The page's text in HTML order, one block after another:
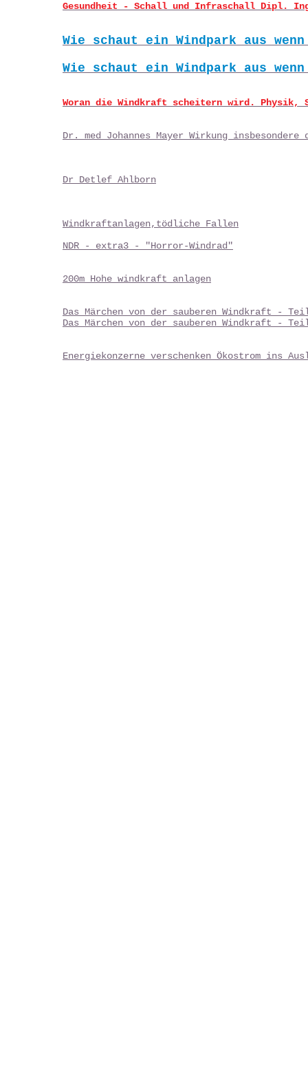
Gesundheit - Schall und Infraschall Dipl.
Wie schaut ein Windpark aus
Wie schaut ein Windpark aus
Woran die Windkraft scheitern wird.
Dr. med Johannes Mayer Wirkung
Dr Detlef Ahlborn
Windkraftanlagen,tödliche Fallen
NDR - extra3 - "Horror-Windrad"
200m Hohe windkraft anlagen
Das Märchen von der sauberen Windkraft -
Das Märchen von der sauberen Windkraft -
Energiekonzerne verschenken Ökostrom ins